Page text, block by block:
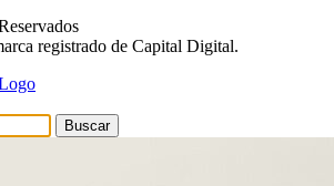
registrado de Capital Digital.
Buscar